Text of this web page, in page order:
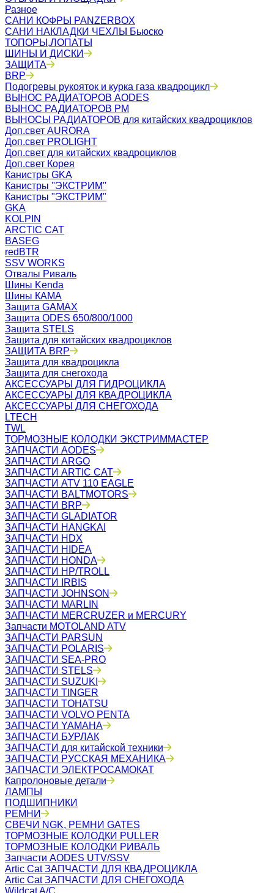
Разное
САНИ КОФРЫ PANZERBOX
САНИ НАКЛАДКИ ЧЕХЛЫ Бьюско
ТОПОРЫ,ЛОПАТЫ
ШИНЫ И ДИСКИ
ЗАЩИТА
BRP
Подогревы рукояток и курка газа квадроцикл
ВЫНОС РАДИАТОРОВ AODES
ВЫНОС РАДИАТОРОВ РМ
ВЫНОСЫ РАДИАТОРОВ для китайских квадроциклов
Доп.свет AURORA
Доп.свет PROLIGHT
Доп.свет для китайских квадроциклов
Доп.свет Корея
Канистры GKA
Канистры ''ЭКСТРИМ''
Канистры "ЭКСТРИМ"
GKA
KOLPIN
ARCTIC CAT
BASEG
redBTR
SSV WORKS
Отвалы Риваль
Шины Kenda
Шины КАМА
Защита GAMAX
Защита ODES 650/800/1000
Защита STELS
Защита для китайских квадроциклов
ЗАЩИТА BRP
Защита для квадроцикла
Защита для снегохода
АКСЕССУАРЫ ДЛЯ ГИДРОЦИКЛА
АКСЕССУАРЫ ДЛЯ КВАДРОЦИКЛА
АКСЕССУАРЫ ДЛЯ СНЕГОХОДА
LTECH
TWL
ТОРМОЗНЫЕ КОЛОДКИ ЭКСТРИММАСТЕР
ЗАПЧАСТИ AODES
ЗАПЧАСТИ ARGO
ЗАПЧАСТИ ARTIC CAT
ЗАПЧАСТИ ATV 110 EAGLE
ЗАПЧАСТИ BALTMOTORS
ЗАПЧАСТИ BRP
ЗАПЧАСТИ GLADIATOR
ЗАПЧАСТИ HANGKAI
ЗАПЧАСТИ HDX
ЗАПЧАСТИ HIDEA
ЗАПЧАСТИ HONDA
ЗАПЧАСТИ HP/TROLL
ЗАПЧАСТИ IRBIS
ЗАПЧАСТИ JOHNSON
ЗАПЧАСТИ MARLIN
ЗАПЧАСТИ MERCRUZER и MERCURY
Запчасти MOTOLAND ATV
ЗАПЧАСТИ PARSUN
ЗАПЧАСТИ POLARIS
ЗАПЧАСТИ SEA-PRO
ЗАПЧАСТИ STELS
ЗАПЧАСТИ SUZUKI
ЗАПЧАСТИ TINGER
ЗАПЧАСТИ TOHATSU
ЗАПЧАСТИ VOLVO PENTA
ЗАПЧАСТИ YAMAHA
ЗАПЧАСТИ БУРЛАК
ЗАПЧАСТИ для китайской техники
ЗАПЧАСТИ РУССКАЯ МЕХАНИКА
ЗАПЧАСТИ ЭЛЕКТРОСАМОКАТ
Капролоновые детали
ЛАМПЫ
ПОДШИПНИКИ
РЕМНИ
СВЕЧИ NGK, РЕМНИ GATES
ТОРМОЗНЫЕ КОЛОДКИ PULLER
ТОРМОЗНЫЕ КОЛОДКИ РИВАЛЬ
Запчасти AODES UTV/SSV
Artic Cat ЗАПЧАСТИ ДЛЯ КВАДРОЦИКЛА
Artic Cat ЗАПЧАСТИ ДЛЯ СНЕГОХОДА
Wildcat A/C